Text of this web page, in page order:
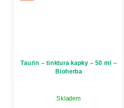
Taurin – tinktura kapky – 50 ml –
Bioherba
Skladem